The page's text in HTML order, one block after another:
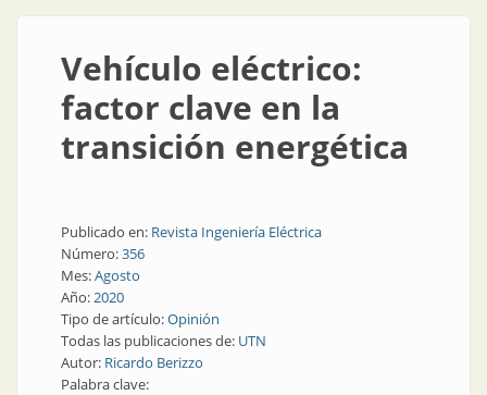
Vehículo eléctrico:
factor clave en la
transición energética
Publicado en: Revista Ingeniería Eléctrica
Número:356
Mes:Agosto
Año:2020
Tipo de artículo:Opinión
Todas las publicaciones de: UTN
Autor: Ricardo Berizzo
Palabra clave: